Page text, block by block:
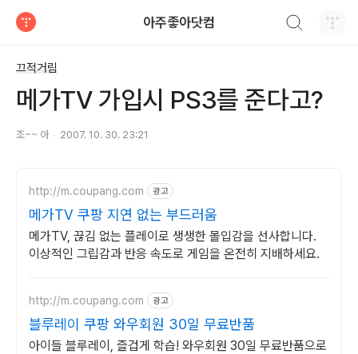
아주좋아닷컴
끄적거림
메가TV 가입시 PS3를 준다고?
조~~ 아 2007. 10. 30. 23:21
http://m.coupang.com 광고
메가TV 쿠팡 지연 없는 부드러움
메가TV, 끊김 없는 플레이로 생생한 몰입감을 선사합니다.
이상적인 그립감과 반응 속도로 게임을 온전히 지배하세요.
http://m.coupang.com 광고
블루레이 쿠팡 와우회원 30일 무료반품
아이들 블루레이, 즐겁게 학습! 와우회원 30일 무료반품으로